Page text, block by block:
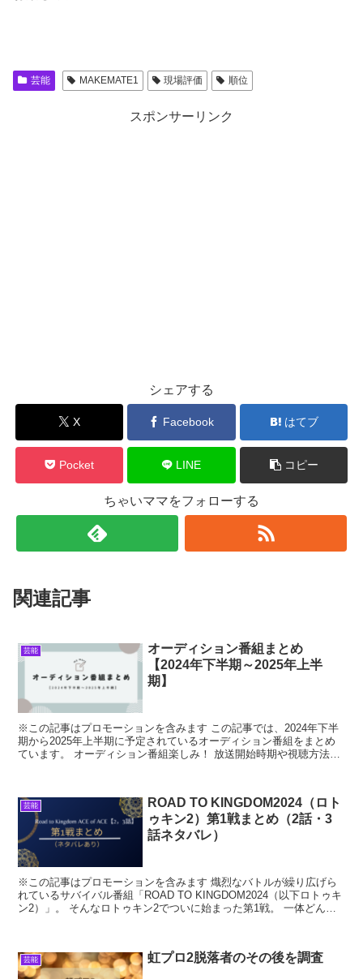
芸能 MAKEMATE1 現場評価 順位
スポンサーリンク
シェアする
X Facebook はてブ
Pocket LINE コピー
ちゃいママをフォローする
関連記事
芸能
オーディション番組まとめ
【2024年下半期～2025年上半
期】
※この記事はプロモーションを含みます この記事では、2024年下半
期から2025年上半期に予定されているオーディション番組をまとめ
ています。 オーディション番組楽しみ！ 放送開始時期や視聴方法が
芸能
ROAD TO KINGDOM2024（ロト
ゥキン2）第1戦まとめ（2話・3
話ネタバレ）
※この記事はプロモーションを含みます 熾烈なバトルが繰り広げら
れているサバイバル番組「ROAD TO KINGDOM2024（以下ロトゥキ
ン2）」。 そんなロトゥキン2でついに始まった第1戦。 一体どんな
芸能 虹プロ2脱落者のその後を調査